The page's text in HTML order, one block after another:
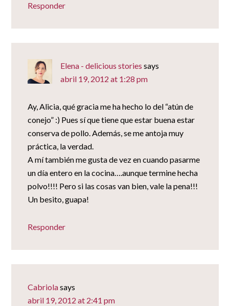
Responder
Elena - delicious stories says
abril 19, 2012 at 1:28 pm
Ay, Alicia, qué gracia me ha hecho lo del “atún de
conejo” :) Pues sí que tiene que estar buena estar
conserva de pollo. Además, se me antoja muy
práctica, la verdad.
A mí también me gusta de vez en cuando pasarme
un día entero en la cocina….aunque termine hecha
polvo!!!! Pero si las cosas van bien, vale la pena!!!
Un besito, guapa!
Responder
Cabriolasays
abril 19, 2012 at 2:41 pm